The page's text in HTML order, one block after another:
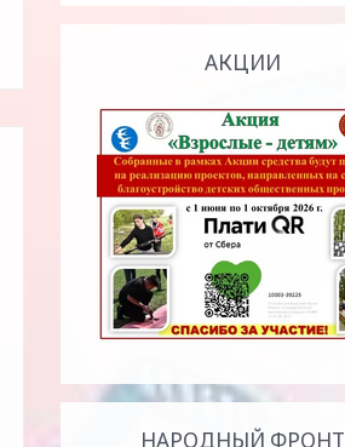
АКЦИИ
НАРОДНЫЙ ФРОНТ